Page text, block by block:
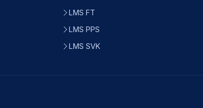
LMS FT
LMS PPS
LMS SVK